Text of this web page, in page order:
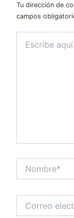
Tu dirección de
campos
aquí...
electrónico*